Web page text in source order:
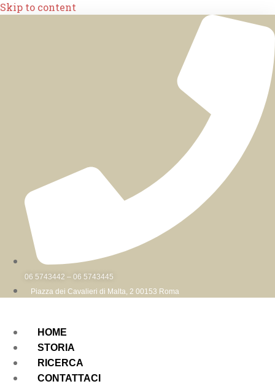
Skip to content
06 5743442 – 06 5743445
Piazza dei Cavalieri di Malta, 2 00153 Roma
HOME
STORIA
RICERCA
CONTATTACI